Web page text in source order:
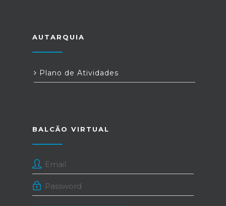
AUTARQUIA
Plano de Atividades
BALCÃO VIRTUAL